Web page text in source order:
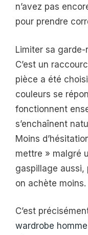
n’avez pas
pour prendre
Limiter sa garde-
C’est un
pièce a été
couleurs se
fonctionnent
s’enchaînent
Moins
mettre » malgré
gaspillage aussi,
on achète moins.
C’est
wardrobe homme